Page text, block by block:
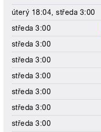
úterý 18:04, středa 3:00
středa 3:00
středa 3:00
středa 3:00
středa 3:00
středa 3:00
středa 3:00
středa 3:00